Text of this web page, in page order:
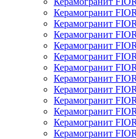
Керамогранит
Керамогранит
Керамогранит
Керамогранит
Керамогранит
Керамогранит
Керамогранит
Керамогранит
Керамогранит
Керамогранит
Керамогранит
Керамогранит